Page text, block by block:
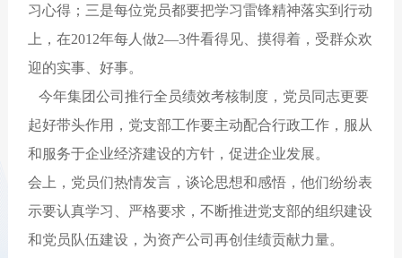
习心得；三是每位党员都要把学习雷锋精神落实到行动
上，在2012年每人做2—3件看得见、摸得着，受群众欢
迎的实事、好事。
今年集团公司推行全员绩效考核制度，党员同志更要
起好带头作用，党支部工作要主动配合行政工作，服从
和服务于企业经济建设的方针，促进企业发展。
会上，党员们热情发言，谈论思想和感悟，他们纷纷表
示要认真学习、严格要求，不断推进党支部的组织建设
和党员队伍建设，为资产公司再创佳绩贡献力量。